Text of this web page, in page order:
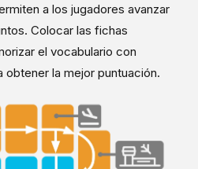
a los jugadores avanzar
Colocar las fichas
el vocabulario con
la mejor puntuación.